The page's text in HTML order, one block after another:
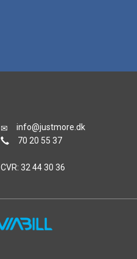
info@justmore.dk
70 20 55 37
CVR: 32 44 30 36